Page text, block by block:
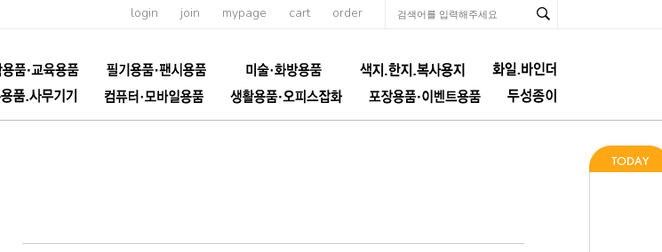
login join mypage cart order